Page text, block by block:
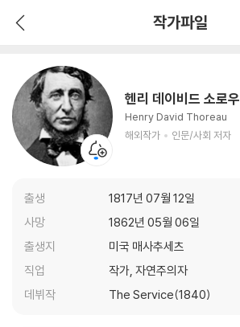
작가파일
헨리 데이비드 소로우
Henry David Thoreau
해외작가
인문/사회 저자
출생
1817년 07월 12일
사망
1862년 05월 06일
출생지
미국 매사추세츠
직업
작가, 자연주의자
데뷔작
The Service(1840)
인문/사회 저자